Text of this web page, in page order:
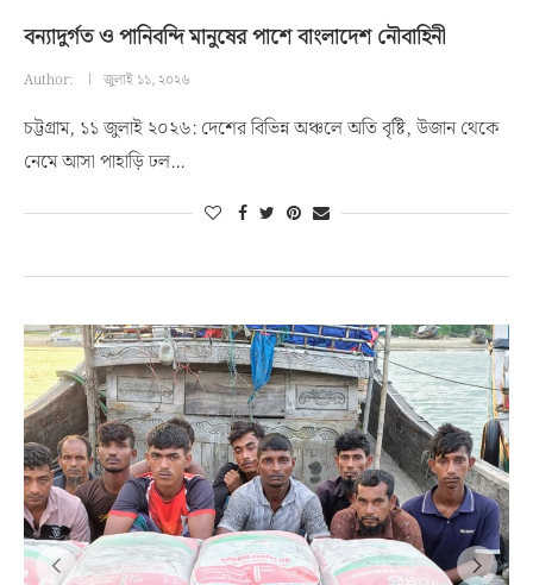
বন্যাদুর্গত ও পানিবন্দি মানুষের পাশে বাংলাদেশ নৌবাহিনী
Author: জুলাই ১১, ২০২৬
চট্টগ্রাম, ১১ জুলাই ২০২৬: দেশের বিভিন্ন অঞ্চলে অতি বৃষ্টি, উজান থেকে
নেমে আসা পাহাড়ি ঢল…